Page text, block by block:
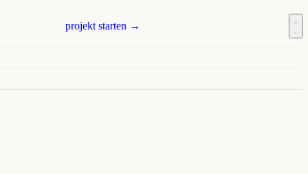
projekt starten →